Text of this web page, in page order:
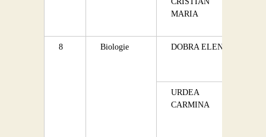
MARIA
8 Biologie DOBRA ELENA
URDEA
CARMINA